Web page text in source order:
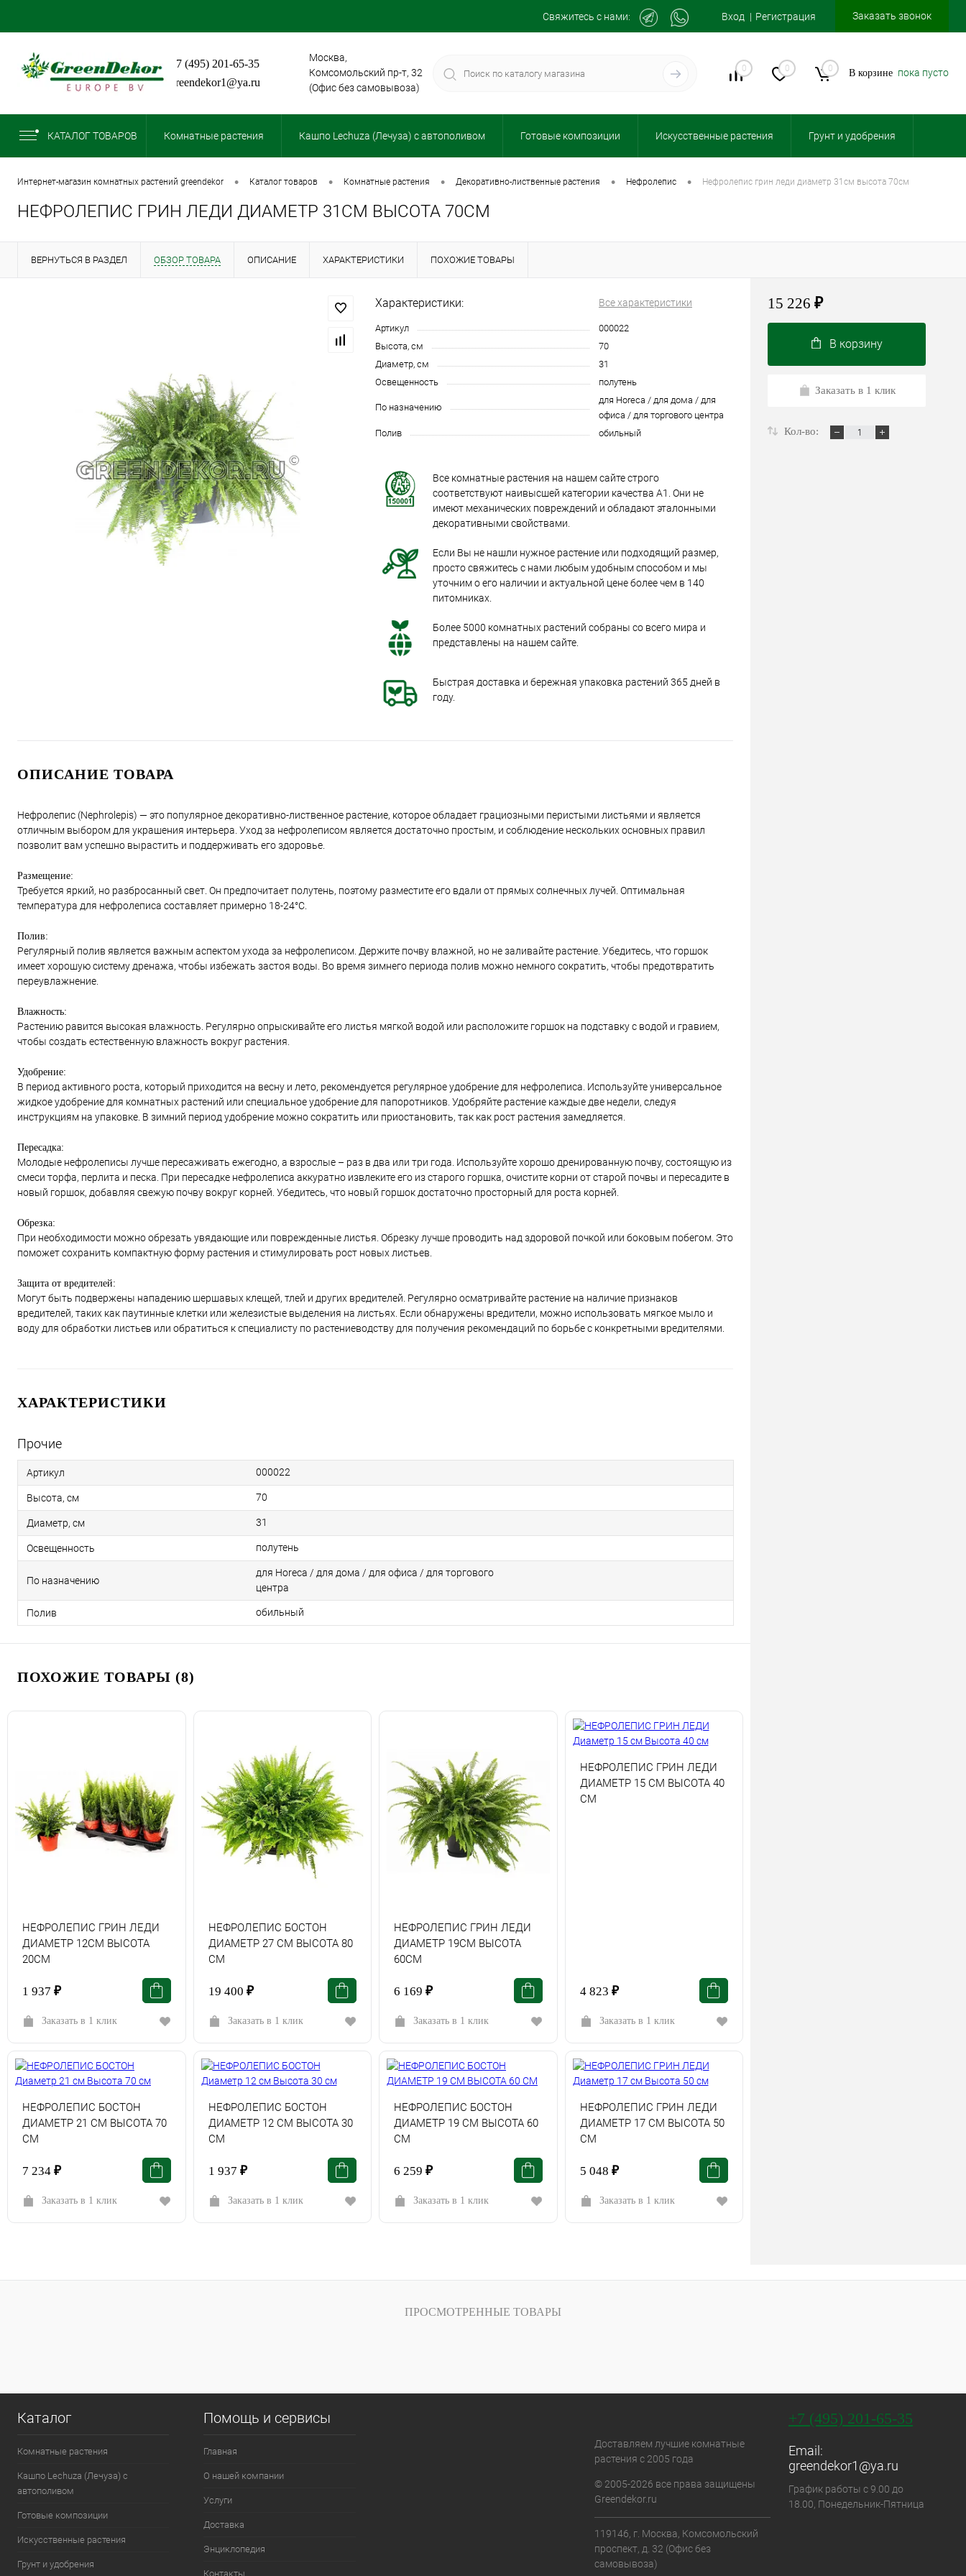
Свяжитесь с нами: Вход Регистрация Заказать звонок
+7 (495) 201-65-35
greendekor1@ya.ru
Москва,
Комсомольский пр-т, 32
(Офис без самовывоза)
0 0 0 В корзине пока пусто
КАТАЛОГ ТОВАРОВ Комнатные растения Кашпо Lechuza (Лечуза) с автополивом Готовые композиции Искусственные растения Грунт и удобрения
интернет-магазин комнатных растений greendekor • каталог товаров • комнатные растения • декоративно-лиственные растения • нефролепис • нефролепис грин леди диаметр 31см высота 70см
НЕФРОЛЕПИС ГРИН ЛЕДИ ДИАМЕТР 31СМ ВЫСОТА 70СМ
ВЕРНУТЬСЯ В РАЗДЕЛ ОБЗОР ТОВАРА ОПИСАНИЕ ХАРАКТЕРИСТИКИ ПОХОЖИЕ ТОВАРЫ
Характеристики: Все характеристики
Артикул
000022
Высота, см
70
Диаметр, см
31
Освещенность
полутень
По назначению
для Horeca / для дома / для
офиса / для торгового центра
Полив
обильный
Все комнатные растения на нашем сайте строго
соответствуют наивысшей категории качества А1. Они не
имеют механических повреждений и обладают эталонными
декоративными свойствами.
Если Вы не нашли нужное растение или подходящий размер,
просто свяжитесь с нами любым удобным способом и мы
уточним о его наличии и актуальной цене более чем в 140
питомниках.
Более 5000 комнатных растений собраны со всего мира и
представлены на нашем сайте.
Быстрая доставка и бережная упаковка растений 365 дней в
году.
ОПИСАНИЕ ТОВАРА
Нефролепис (Nephrolepis) — это популярное декоративно-лиственное растение, которое обладает грациозными перистыми листьями и является
отличным выбором для украшения интерьера. Уход за нефролеписом является достаточно простым, и соблюдение нескольких основных правил
позволит вам успешно вырастить и поддерживать его здоровье.
Размещение:
Требуется яркий, но разбросанный свет. Он предпочитает полутень, поэтому разместите его вдали от прямых солнечных лучей. Оптимальная
температура для нефролеписа составляет примерно 18-24°C.
Полив:
Регулярный полив является важным аспектом ухода за нефролеписом. Держите почву влажной, но не заливайте растение. Убедитесь, что горшок
имеет хорошую систему дренажа, чтобы избежать застоя воды. Во время зимнего периода полив можно немного сократить, чтобы предотвратить
переувлажнение.
Влажность:
Растению равится высокая влажность. Регулярно опрыскивайте его листья мягкой водой или расположите горшок на подставку с водой и гравием,
чтобы создать естественную влажность вокруг растения.
Удобрение:
В период активного роста, который приходится на весну и лето, рекомендуется регулярное удобрение для нефролеписа. Используйте универсальное
жидкое удобрение для комнатных растений или специальное удобрение для папоротников. Удобряйте растение каждые две недели, следуя
инструкциям на упаковке. В зимний период удобрение можно сократить или приостановить, так как рост растения замедляется.
Пересадка:
Молодые нефролеписы лучше пересаживать ежегодно, а взрослые – раз в два или три года. Используйте хорошо дренированную почву, состоящую из
смеси торфа, перлита и песка. При пересадке нефролеписа аккуратно извлеките его из старого горшка, очистите корни от старой почвы и пересадите в
новый горшок, добавляя свежую почву вокруг корней. Убедитесь, что новый горшок достаточно просторный для роста корней.
Обрезка:
При необходимости можно обрезать увядающие или поврежденные листья. Обрезку лучше проводить над здоровой почкой или боковым побегом. Это
поможет сохранить компактную форму растения и стимулировать рост новых листьев.
Защита от вредителей:
Могут быть подвержены нападению шершавых клещей, тлей и других вредителей. Регулярно осматривайте растение на наличие признаков
вредителей, таких как паутинные клетки или железистые выделения на листьях. Если обнаружены вредители, можно использовать мягкое мыло и
воду для обработки листьев или обратиться к специалисту по растениеводству для получения рекомендаций по борьбе с конкретными вредителями.
ХАРАКТЕРИСТИКИ
Прочие
Артикул 000022
Высота, см 70
Диаметр, см 31
Освещенность полутень
По назначению
для Horeca / для дома / для офиса / для торгового
центра
Полив обильный
ПОХОЖИЕ ТОВАРЫ (8)
НЕФРОЛЕПИС ГРИН ЛЕДИ
ДИАМЕТР 12СМ ВЫСОТА
20СМ
1 937 ₽
Заказать в 1 клик
НЕФРОЛЕПИС БОСТОН
ДИАМЕТР 27 СМ ВЫСОТА 80
СМ
19 400 ₽
Заказать в 1 клик
НЕФРОЛЕПИС ГРИН ЛЕДИ
ДИАМЕТР 19СМ ВЫСОТА
60СМ
6 169 ₽
Заказать в 1 клик
НЕФРОЛЕПИС ГРИН ЛЕДИ
ДИАМЕТР 15 СМ ВЫСОТА 40
СМ
4 823 ₽
Заказать в 1 клик
НЕФРОЛЕПИС БОСТОН
ДИАМЕТР 21 СМ ВЫСОТА 70
СМ
7 234 ₽
Заказать в 1 клик
НЕФРОЛЕПИС БОСТОН
ДИАМЕТР 12 СМ ВЫСОТА 30
СМ
1 937 ₽
Заказать в 1 клик
НЕФРОЛЕПИС БОСТОН
ДИАМЕТР 19 СМ ВЫСОТА 60
СМ
6 259 ₽
Заказать в 1 клик
НЕФРОЛЕПИС ГРИН ЛЕДИ
ДИАМЕТР 17 СМ ВЫСОТА 50
СМ
5 048 ₽
Заказать в 1 клик
15 226 ₽
В корзину
Заказать в 1 клик
Кол-во:
ПРОСМОТРЕННЫЕ ТОВАРЫ
Каталог
Комнатные растения
Кашпо Lechuza (Лечуза) с
автополивом
Готовые композиции
Искусственные растения
Грунт и удобрения
Помощь и сервисы
Главная
О нашей компании
Услуги
Доставка
Энциклопедия
Контакты
Доставляем лучшие комнатные
растения с 2005 года
© 2005-2026 все права защищены
Greendekor.ru
119146, г. Москва, Комсомольский
проспект, д. 32 (Офис без
самовывоза)
+7 (495) 201-65-35
Email:
greendekor1@ya.ru
График работы с 9.00 до
18.00, Понедельник-Пятница